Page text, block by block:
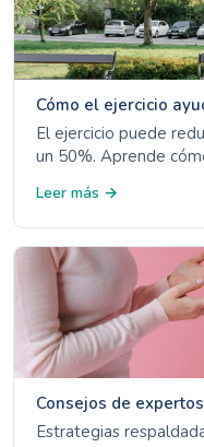
Cómo el ejercicio
El ejercicio puede
un 50%. Aprende
bienestar mental.
Leer más →
Consejos de
Estrategias